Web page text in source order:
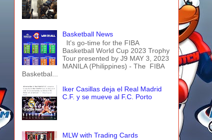
Basketball News
It's go-time for the FIBA
Basketball World Cup 2023 Trophy
Tour presented by J9 MAY 3, 2023
MANILA (Philippines) - The FIBA
Basketbal...
Iker Casillas deja el Real Madrid
C.F. y se mueve al F.C. Porto
MLW with Trading Cards